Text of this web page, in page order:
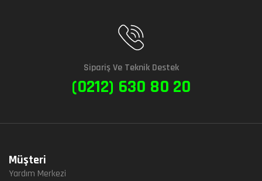
Sipariş Ve Teknik Destek
(0212) 630 80 20
Müşteri
Yardım Merkezi